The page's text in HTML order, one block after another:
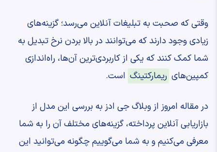
وقتی که صحبت به تبلیغات آنلاین می‌رسد؛ گزینه‌های
زیادی وجود دارند که می‌توانند در بالا بردن نرخ تبدیل به
شما کمک کنند که یکی از کاربردی‌ترین آن‌ها، راه‌اندازی
کمپین‌های ریمارکتینگ است.
در مقاله امروز از وبلاگ جی ادز به بررسی این مدل از
بازاریابی آنلاین پرداخته، گزینه‌های مختلف آن را به شما
معرفی می‌کنیم و به شما می‌گوییم چگونه می‌توانید این